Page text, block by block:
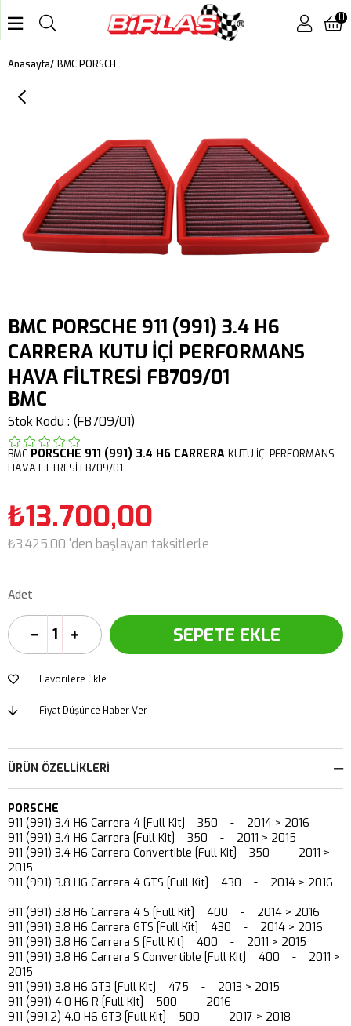
0
Anasayfa BMC PORSCHE 911 (991) 3.4 H6 CARRERA KUTU İÇİ PERFORMANS HAVA FİLTRESİ FB709/01
BMC PORSCHE 911 (991) 3.4 H6
CARRERA KUTU İÇİ PERFORMANS
HAVA FİLTRESİ FB709/01
BMC
Stok Kodu (FB709/01)
BMC PORSCHE 911 (991) 3.4 H6 CARRERA KUTU İÇİ PERFORMANS
HAVA FİLTRESİ FB709/01
₺13.700,00
₺3.425,00 'den başlayan taksitlerle
Adet
Favorilere Ekle
Fiyat Düşünce Haber Ver
ÜRÜN ÖZELLIKLERI
PORSCHE
911 (991) 3.4 H6 Carrera 4 [Full Kit] 350 - 2014 > 2016
911 (991) 3.4 H6 Carrera [Full Kit] 350 - 2011 > 2015
911 (991) 3.4 H6 Carrera Convertible [Full Kit] 350 - 2011 >
2015
911 (991) 3.8 H6 Carrera 4 GTS [Full Kit] 430 - 2014 > 2016
911 (991) 3.8 H6 Carrera 4 S [Full Kit] 400 - 2014 > 2016
911 (991) 3.8 H6 Carrera GTS [Full Kit] 430 - 2014 > 2016
911 (991) 3.8 H6 Carrera S [Full Kit] 400 - 2011 > 2015
911 (991) 3.8 H6 Carrera S Convertible [Full Kit] 400 - 2011 >
2015
911 (991) 3.8 H6 GT3 [Full Kit] 475 - 2013 > 2015
911 (991) 4.0 H6 R [Full Kit] 500 - 2016
911 (991.2) 4.0 H6 GT3 [Full Kit] 500 - 2017 > 2018